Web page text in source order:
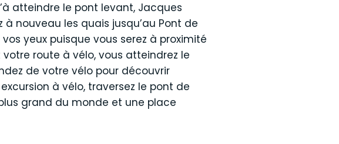
atteindre le pont levant, Jacques
nouveau les quais jusqu’au Pont de
yeux puisque vous serez à proximité
route à vélo, vous atteindrez le
de votre vélo pour découvrir
à vélo, traversez le pont de
grand du monde et une place